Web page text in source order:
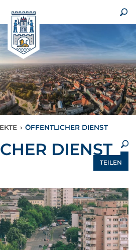
› ÖFFENTLICHER DIENST
×
DIENST
TEILEN